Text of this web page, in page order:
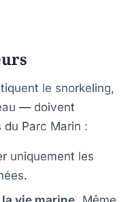
le snorkeling,
— doivent
Parc Marin :
uniquement les